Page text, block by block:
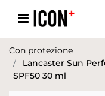
Open menu
Con protezione
Lancaster Sun
SPF50 30 ml